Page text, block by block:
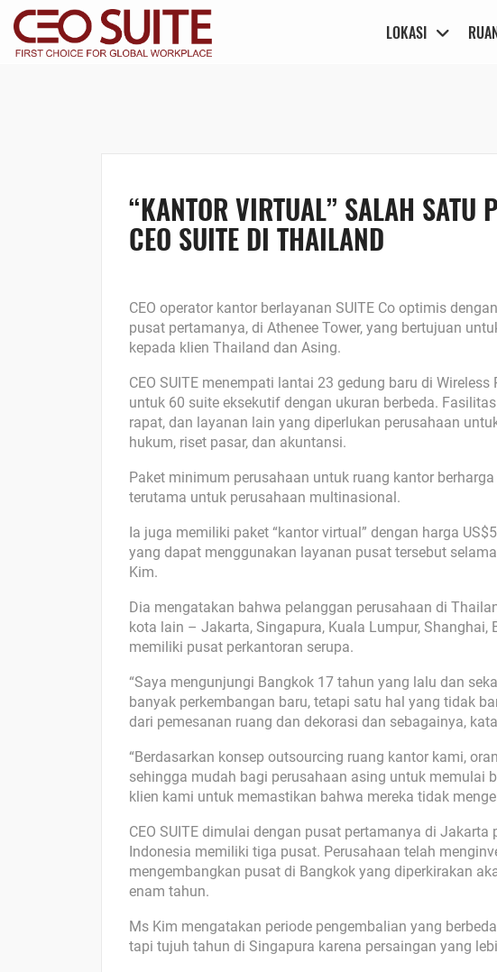
LOKASI
“KANTOR VIRTUAL” SALAH SATU
CEO SUITE DI THAILAND
CEO operator kantor berlayanan SUITE Co optimis
pusat pertamanya, di Athenee Tower, yang bertujuan
kepada klien Thailand dan Asing.
CEO SUITE menempati lantai 23 gedung baru di
untuk 60 suite eksekutif dengan ukuran berbeda.
rapat, dan layanan lain yang diperlukan perusahaan
hukum, riset pasar, dan akuntansi.
Paket minimum perusahaan untuk ruang kantor
terutama untuk perusahaan multinasional.
Ia juga memiliki paket “kantor virtual” dengan harga
yang dapat menggunakan layanan pusat tersebut
Kim.
Dia mengatakan bahwa pelanggan perusahaan di
kota lain – Jakarta, Singapura, Kuala Lumpur, Shanghai,
memiliki pusat perkantoran serupa.
“Saya mengunjungi Bangkok 17 tahun yang lalu dan
banyak perkembangan baru, tetapi satu hal yang tidak
dari pemesanan ruang dan dekorasi dan sebagainya,
“Berdasarkan konsep outsourcing ruang kantor kami,
sehingga mudah bagi perusahaan asing untuk memulai
klien kami untuk memastikan bahwa mereka tidak
CEO SUITE dimulai dengan pusat pertamanya di
Indonesia memiliki tiga pusat. Perusahaan telah
mengembangkan pusat di Bangkok yang diperkirakan
enam tahun.
Ms Kim mengatakan periode pengembalian yang
tapi tujuh tahun di Singapura karena persaingan yang